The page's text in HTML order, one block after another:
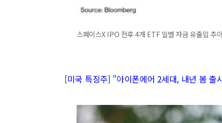
스페이스X IPO 전후 4개 ETF 일별 자금 유출입 추
[미국 특징주] "아이폰에어 2세대, 내년 봄 출